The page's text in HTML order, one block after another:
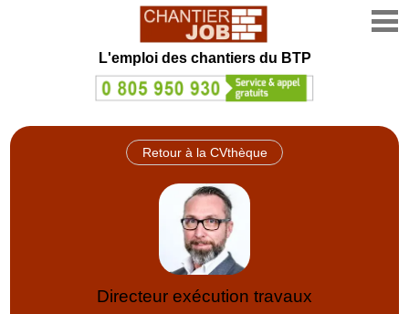
L'emploi des chantiers du BTP
Retour à la CVthèque
Directeur exécution travaux